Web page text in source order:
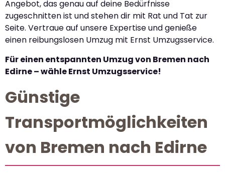
Angebot, das genau auf deine Bedürfnisse
zugeschnitten ist und stehen dir mit Rat und Tat zur
Seite. Vertraue auf unsere Expertise und genieße
einen reibungslosen Umzug mit Ernst Umzugsservice.
Für einen entspannten Umzug von Bremen nach
Edirne – wähle Ernst Umzugsservice!
Günstige
Transportmöglichkeiten
von Bremen nach Edirne